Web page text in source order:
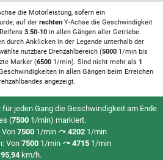
die Motorleistung, sofern ein
auf der rechten Y-Achse die Geschwindigkeit
3.50-10 in allen Gängen aller Getriebe.
durch Anklicken in der Legende unterhalb der
nutzbare Drehzahlbereich (5000 1/min bis
Marker (6500 1/min). Sind nicht mehr als 1
in allen Gängen beim Erreichen
angezeigt.
jeden Gang die Geschwindigkeit am Ende
(7500 1/min) markiert.
Von7500 1/min 4202 1/min
Von7500 1/min 4715 1/min
95,94 km/h.